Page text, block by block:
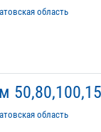
область
область